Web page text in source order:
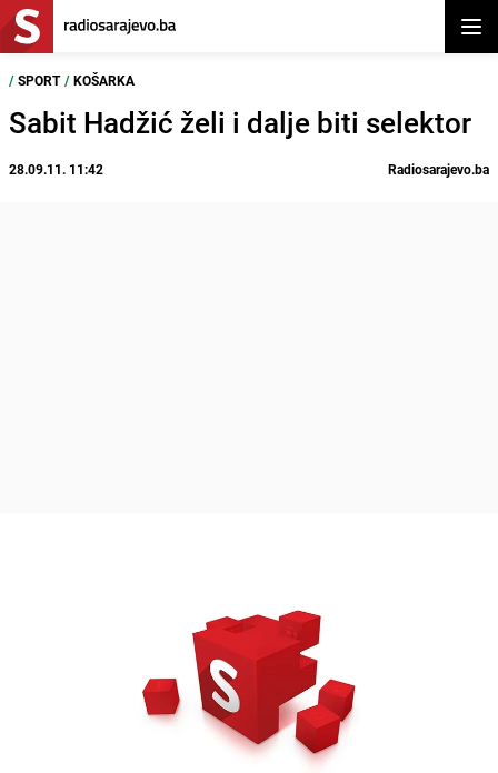
/ SPORT / KOŠARKA
Sabit Hadžić želi i dalje biti selektor
28.09.11. 11:42 Radiosarajevo.ba